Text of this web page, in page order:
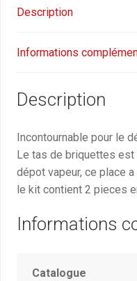
Description
Informations
Description
Incontournable pour le
Le tas de briquettes est
dépot vapeur, ce place
le kit contient 2 pieces
Informations
Catalogue